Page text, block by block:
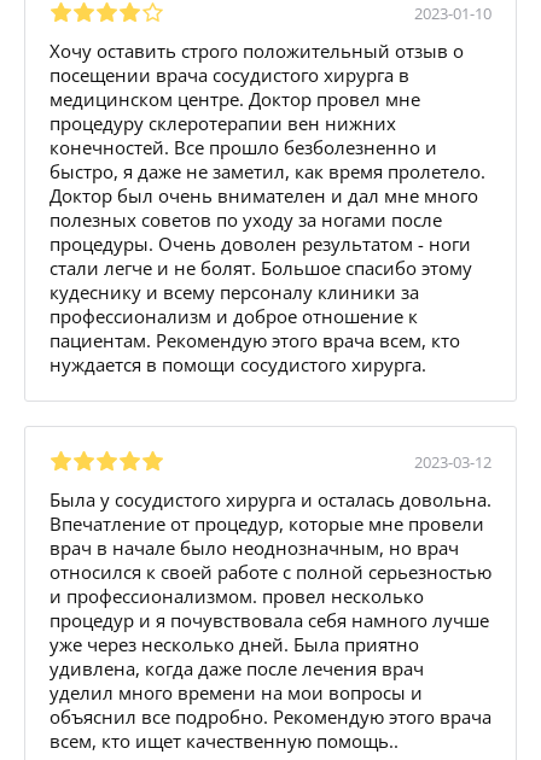
2023-01-10
Хочу оставить строго положительный отзыв о
посещении врача сосудистого хирурга в
медицинском центре. Доктор провел мне
процедуру склеротерапии вен нижних
конечностей. Все прошло безболезненно и
быстро, я даже не заметил, как время пролетело.
Доктор был очень внимателен и дал мне много
полезных советов по уходу за ногами после
процедуры. Очень доволен результатом - ноги
стали легче и не болят. Большое спасибо этому
кудеснику и всему персоналу клиники за
профессионализм и доброе отношение к
пациентам. Рекомендую этого врача всем, кто
нуждается в помощи сосудистого хирурга.
2023-03-12
Была у сосудистого хирурга и осталась довольна.
Впечатление от процедур, которые мне провели
врач в начале было неоднозначным, но врач
относился к своей работе с полной серьезностью
и профессионализмом. провел несколько
процедур и я почувствовала себя намного лучше
уже через несколько дней. Была приятно
удивлена, когда даже после лечения врач
уделил много времени на мои вопросы и
объяснил все подробно. Рекомендую этого врача
всем, кто ищет качественную помощь..